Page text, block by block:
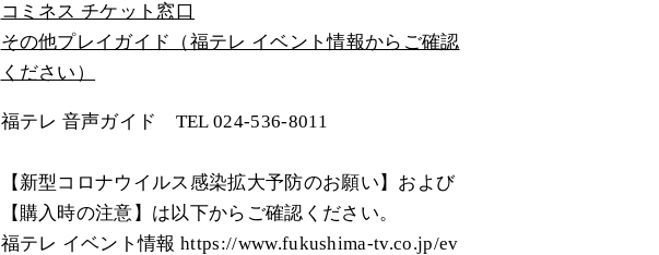
コミネス チケット窓口
その他プレイガイド（福テレ イベント情報からご確認
ください）
福テレ 音声ガイド TEL 024-536-8011
【新型コロナウイルス感染拡大予防のお願い】および
【購入時の注意】は以下からご確認ください。
福テレ イベント情報 https://www.fukushima-tv.co.jp/ev